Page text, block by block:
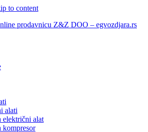
to content
prodavnicu Z&Z DOO – egvozdjara.rs
alati
električni alat
kompresor